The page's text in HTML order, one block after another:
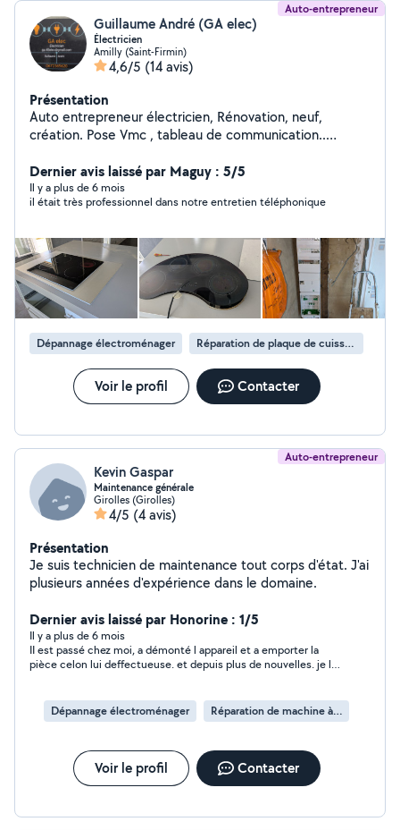
Auto-entrepreneur
Guillaume André (GA elec)
Électricien
Amilly (Saint-Firmin)
4,6/5 (14 avis)
Présentation
Auto entrepreneur électricien, Rénovation, neuf,
création. Pose Vmc , tableau de communication..
Dernier avis laissé par Maguy : 5/5
Il y a plus de 6 mois
il était très professionnel dans notre entretien téléphonique
Dépannage électroménager Réparation de plaque de cuisson
Voir le profil Contacter
Auto-entrepreneur
Kevin Gaspar
Maintenance générale
Girolles (Girolles)
4/5 (4 avis)
Présentation
Je suis technicien de maintenance tout corps d'état. J'ai
plusieurs années d'expérience dans le domaine.
Dernier avis laissé par Honorine : 1/5
Il y a plus de 6 mois
II est passé chez moi, a démonté l appareil et a emporter la
pièce celon lui deffectueuse. et depuis plus de nouvelles. je lui
Dépannage électroménager Réparation de machine à laver
Voir le profil Contacter